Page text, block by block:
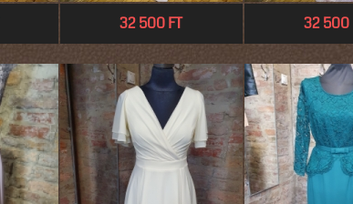
32 500 FT 32 500